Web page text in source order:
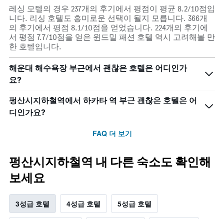
레싱 모텔의 경우 237개의 후기에서 평점이 평균 8.2/10점입
니다. 리싱 호텔도 흥미로운 선택이 될지 모릅니다. 366개
의 후기에서 평점 8.1/10점을 얻었습니다. 224개의 후기에
서 평점 7.7/10점을 얻은 윈드밀 패션 호텔 역시 고려해볼 만
한 호텔입니다.
해운대 해수욕장 부근에서 괜찮은 호텔은 어디인가
요?
펑산시지하철역에서 하카타 역 부근 괜찮은 호텔은 어
디인가요?
FAQ 더 보기
펑산시지하철역 내 다른 숙소도 확인해
보세요
3성급 호텔 4성급 호텔 5성급 호텔